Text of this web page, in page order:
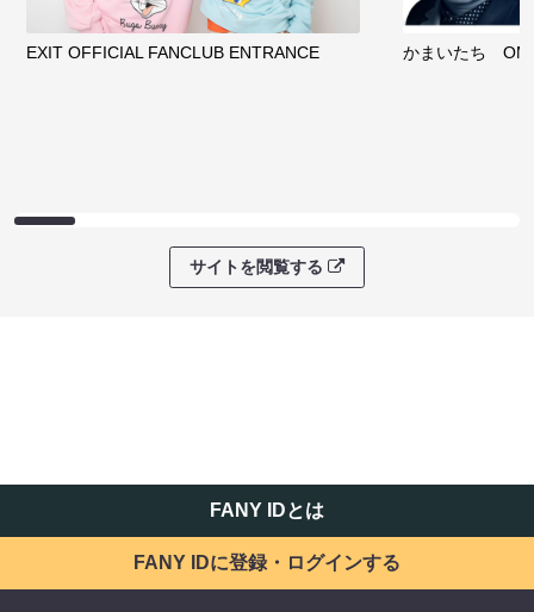
EXIT OFFICIAL FANCLUB ENTRANCE かまいたち
サイトを閲覧する
FANY IDとは
FANY IDに登録・ログインする